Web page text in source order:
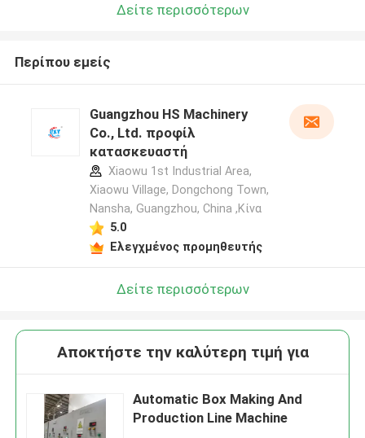
Δείτε περισσότερων
Περίπου εμείς
Guangzhou HS Machinery
Co., Ltd. προφίλ
κατασκευαστή
Xiaowu 1st Industrial Area,
Xiaowu Village, Dongchong Town,
Nansha, Guangzhou, China ,Κίνα
5.0
Ελεγχμένος προμηθευτής
Δείτε περισσότερων
Αποκτήστε την καλύτερη τιμή για
Automatic Box Making And
Production Line Machine